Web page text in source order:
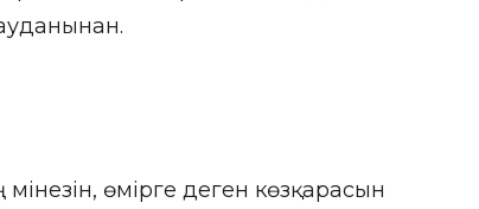
өмірге деген көзқарасын